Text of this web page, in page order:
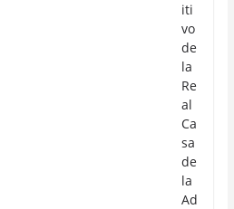
iti
vo
de
la
Re
al
Ca
sa
de
la
Ad